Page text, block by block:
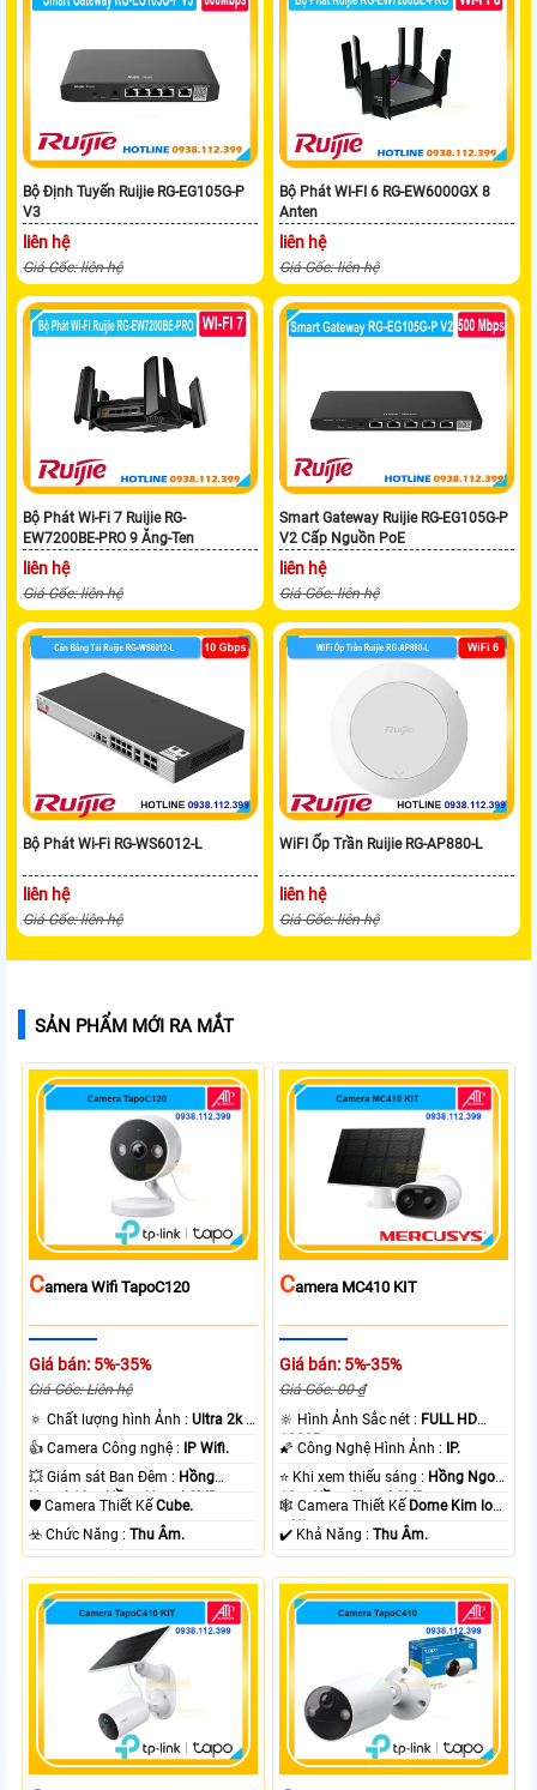
Bộ Định Tuyến Ruijie RG-EG105G-P
V3
liên hệ
Giá Gốc: liên hệ
Bộ Phát WI-FI 6 RG-EW6000GX 8
Anten
liên hệ
Giá Gốc: liên hệ
Bộ Phát Wi-Fi 7 Ruijie RG-
EW7200BE-PRO 9 Ăng-Ten
liên hệ
Giá Gốc: liên hệ
Smart Gateway Ruijie RG-EG105G-P
V2 Cấp Nguồn PoE
liên hệ
Giá Gốc: liên hệ
Bộ Phát Wi-Fi RG-WS6012-L
liên hệ
Giá Gốc: liên hệ
WiFI Ốp Trần Ruijie RG-AP880-L
liên hệ
Giá Gốc: liên hệ
SẢN PHẨM MỚI RA MẮT
CAmera Wifi TapoC120
Giá bán: 5%-35%
Giá Gốc: Liên hệ
🔅 Chất lượng hình Ảnh :Ultra 2k +
.
👍 Camera Công nghệ :
IP Wifi.
💥 Giám sát Ban Đêm : Hồng
Ngoại 10m Hồng Ngoại SMD.
🛡 Camera Thiết KếCube.
️☣️ Chức Năng :Thu Âm.
CAmera MC410 KIT
Giá bán: 5%-35%
Giá Gốc: 00 ₫
🔆 Hình Ảnh Sắc nét : FULL HD
1080P .
🌠 Công Nghệ Hình Ảnh :
IP.
⭐ Khi xem thiếu sáng : Hồng Ngoại
10m Hồng Ngoại SMD.
🕸️ Camera Thiết Kế Dome Kim loại
+ Nhựa.
️✔️ Khả Năng :Thu Âm.